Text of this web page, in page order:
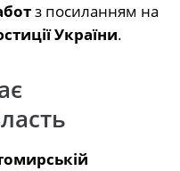
з посиланням на
України.